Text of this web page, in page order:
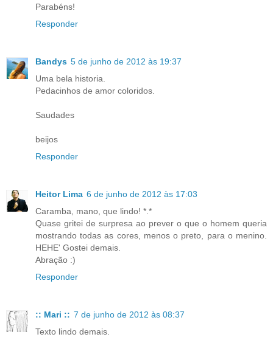
Parabéns!
Responder
Bandys 5 de junho de 2012 às 19:37
Uma bela historia.
Pedacinhos de amor coloridos.
Saudades
beijos
Responder
Heitor Lima 6 de junho de 2012 às 17:03
Caramba, mano, que lindo! *.*
Quase gritei de surpresa ao prever o que o homem queria
mostrando todas as cores, menos o preto, para o menino.
HEHE' Gostei demais.
Abração :)
Responder
:: Mari :: 7 de junho de 2012 às 08:37
Texto lindo demais.